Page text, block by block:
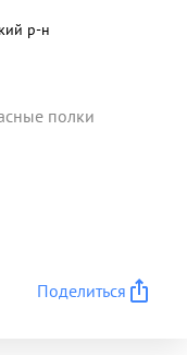
р-н
полки
Поделиться